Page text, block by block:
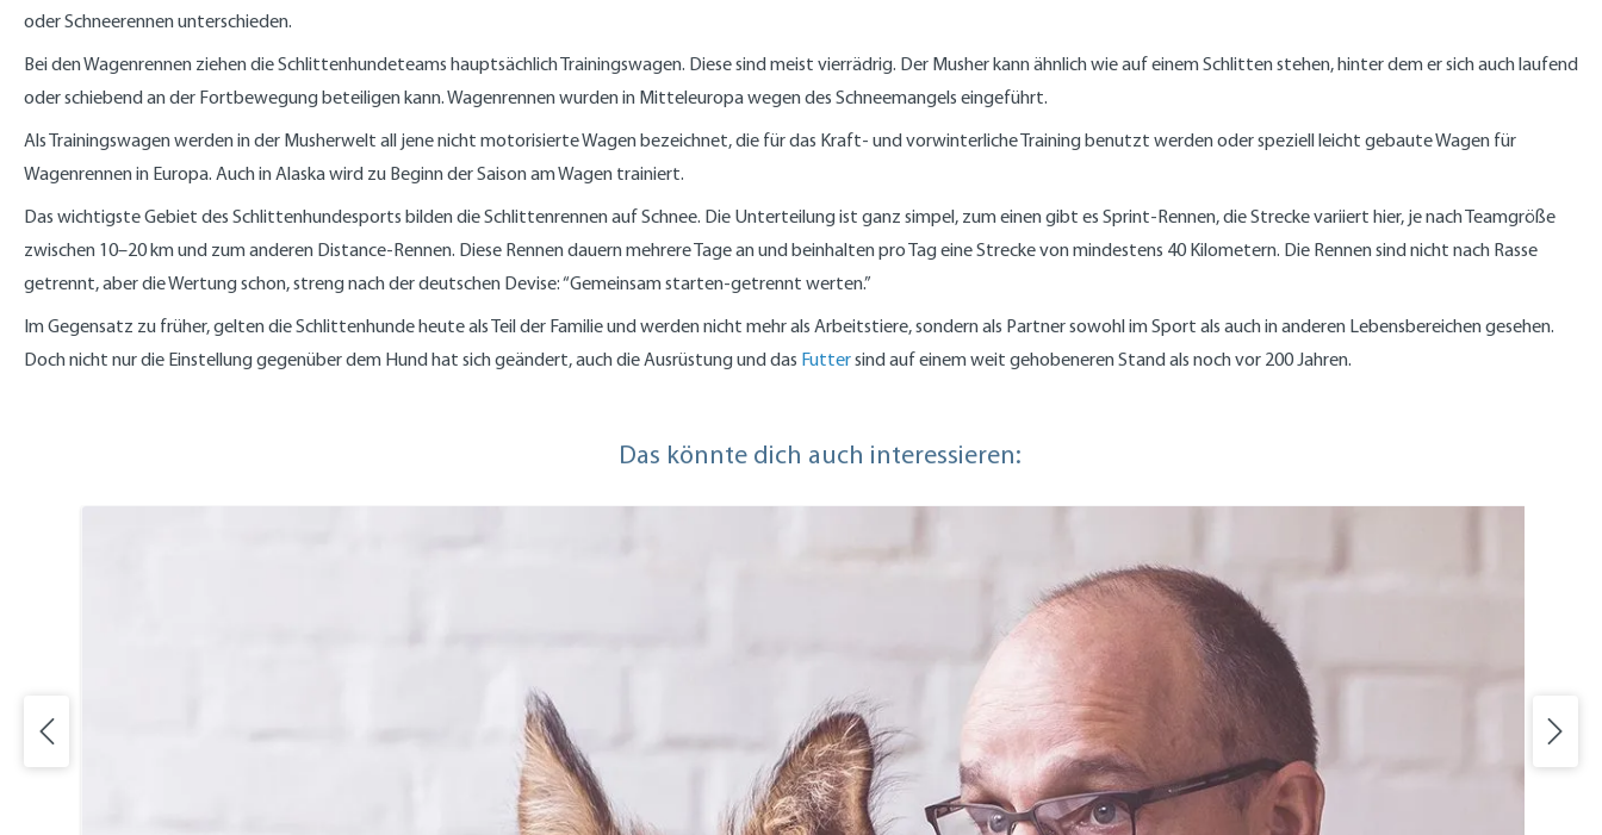
oder Schneerennen unterschieden.
Bei den Wagenrennen ziehen die Schlittenhundeteams hauptsächlich Trainingswagen. Diese sind meist vierrädrig. Der Musher kann ähnlich wie auf einem Schlitten stehen, hinter dem er sich auch laufend
oder schiebend an der Fortbewegung beteiligen kann. Wagenrennen wurden in Mitteleuropa wegen des Schneemangels eingeführt.
Als Trainingswagen werden in der Musherwelt all jene nicht motorisierte Wagen bezeichnet, die für das Kraft- und vorwinterliche Training benutzt werden oder speziell leicht gebaute Wagen für
Wagenrennen in Europa. Auch in Alaska wird zu Beginn der Saison am Wagen trainiert.
Das wichtigste Gebiet des Schlittenhundesports bilden die Schlittenrennen auf Schnee. Die Unterteilung ist ganz simpel, zum einen gibt es Sprint-Rennen, die Strecke variiert hier, je nach Teamgröße
zwischen 10–20 km und zum anderen Distance-Rennen. Diese Rennen dauern mehrere Tage an und beinhalten pro Tag eine Strecke von mindestens 40 Kilometern. Die Rennen sind nicht nach Rasse
getrennt, aber die Wertung schon, streng nach der deutschen Devise: “Gemeinsam starten-getrennt werten.”
Im Gegensatz zu früher, gelten die Schlittenhunde heute als Teil der Familie und werden nicht mehr als Arbeitstiere, sondern als Partner sowohl im Sport als auch in anderen Lebensbereichen gesehen.
Doch nicht nur die Einstellung gegenüber dem Hund hat sich geändert, auch die Ausrüstung und das Futtersind auf einem weit gehobeneren Stand als noch vor 200 Jahren.
Das könnte dich auch interessieren: